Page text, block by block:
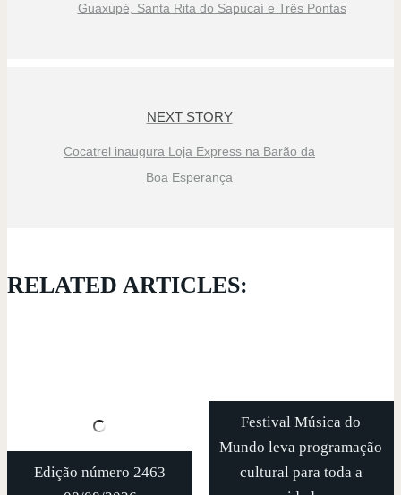
Guaxupé, Santa Rita do Sapucaí e Três Pontas
NEXT STORY
Cocatrel inaugura Loja Express na Barão da
Boa Esperança
RELATED ARTICLES:
Edição número 2463
Festival Música do
Mundo leva programação
cultural para toda a